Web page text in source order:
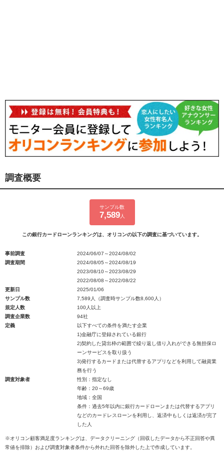
調査概要
サンプル数
7,589人
この銀行カードローンランキングは、オリコンの以下の調査に基づいています。
事前調査
2024/06/07～2024/08/02
調査期間
2024/08/05～2024/08/19
2023/08/10～2023/08/29
2022/08/08～2022/08/22
更新日
2025/01/06
サンプル数
7,589人（調査時サンプル数8,600人）
規定人数
100人以上
調査企業数
94社
定義
以下すべての条件を満たす企業
1)金融庁に登録されている銀行
2)契約した貸出枠の範囲で繰り返し借り入れができる無担保ロ
ーンサービスを取り扱う
3)発行するカードまたは代替するアプリなどを利用して融資業
務を行う
調査対象者
性別：指定なし
年齢：20～69歳
地域：全国
条件：過去5年以内に銀行カードローンまたは代替するアプリ
などのカードレスローンを利用し、返済中もしくは返済が完了
した人
※オリコン顧客満足度ランキングは、データクリーニング（回収したデータから不正回答や異
常値を排除）および調査対象者条件から外れた回答を除外した上で作成しています。